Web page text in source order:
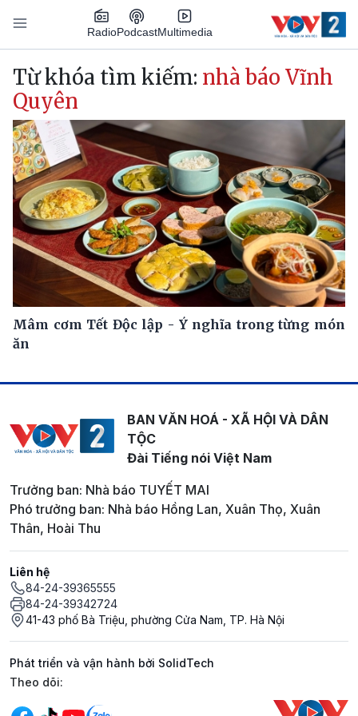
Nhảy đến nội dung
RadioPodcastMultimedia
Main navigation
Từ khóa tìm kiếm: nhà báo Vĩnh
Quyên
Mâm cơm Tết Độc lập - Ý nghĩa trong từng món
ăn
BAN VĂN HOÁ - XÃ HỘI VÀ DÂN
TỘC
Đài Tiếng nói Việt Nam
Trưởng ban: Nhà báo TUYẾT MAI
Phó trưởng ban: Nhà báo Hồng Lan, Xuân Thọ, Xuân
Thân, Hoài Thu
Liên hệ
84-24-39365555
84-24-39342724
41-43 phố Bà Triệu, phường Cửa Nam, TP. Hà Nội
Phát triển và vận hành bởi SolidTech
Mạng xã hội
Theo dõi: